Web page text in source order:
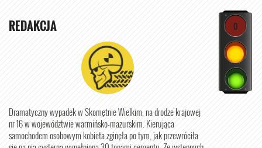
REDAKCJA
Dramatyczny wypadek w Skomętnie Wielkim, na drodze krajowej
nr 16 w województwie warmińsko-mazurskim. Kierująca
samochodem osobowym kobieta zginęła po tym, jak przewróciła
0